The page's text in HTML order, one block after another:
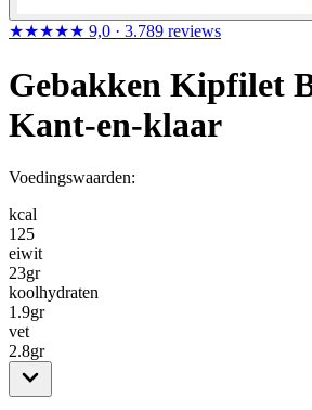
★★★★★ 9,0 · 3.789 reviews
Gebakken Kipfilet
Kant-en-klaar
Voedingswaarden:
kcal
125
eiwit
23gr
koolhydraten
1.9gr
vet
2.8gr